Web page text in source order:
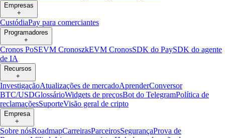
Empresas
+
CustódiaPay para comerciantes
Programadores
+
Cronos PoSEVM CronoszkEVM CronosSDK do PaySDK do agente
de IA
Recursos
+
InvestigaçãoAtualizações de mercadoAprenderConversor
BTC/USDGlossárioWidgets de preçosBot do TelegramPolítica de
reclamaçõesSuporteVisão geral de cripto
Empresa
+
Sobre nósRoadmapCarreirasParceirosSegurançaProva de